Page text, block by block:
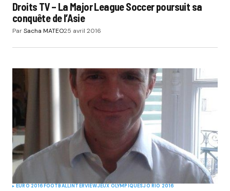
Droits TV – La Major League Soccer poursuit sa
conquête de l’Asie
ParSacha MATEO25 avril 2016
EURO 2016FOOTBALLINTERVIEWJEUX OLYMPIQUESJO RIO 2016